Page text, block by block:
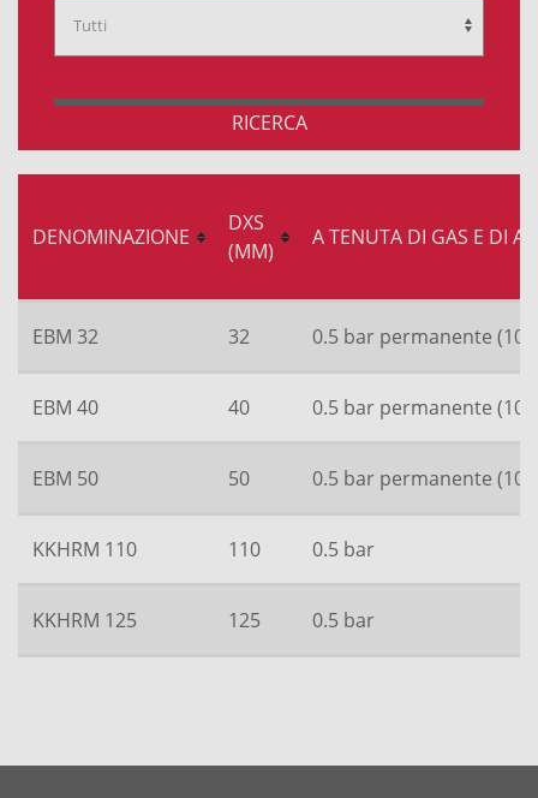
RICERCA
DENOMINAZIONE
DXS
(MM)
A TENUTA DI GAS E DI
EBM 32 32 0.5 bar permanente (10
EBM 40 40 0.5 bar permanente (10
EBM 50 50 0.5 bar permanente (10
KKHRM 110 110 0.5 bar
KKHRM 125 125 0.5 bar